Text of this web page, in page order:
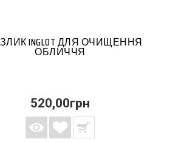
INGLOT ДЛЯ ОЧИЩЕННЯ
ОБЛИЧЧЯ
520,00грн